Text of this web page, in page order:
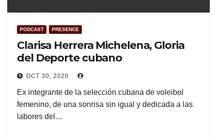
PODCAST PRESENCE
Clarisa Herrera Michelena, Gloria
del Deporte cubano
OCT 30, 2020
Ex integrante de la selección cubana de voleibol
femenino, de una sonrisa sin igual y dedicada a las
labores del…